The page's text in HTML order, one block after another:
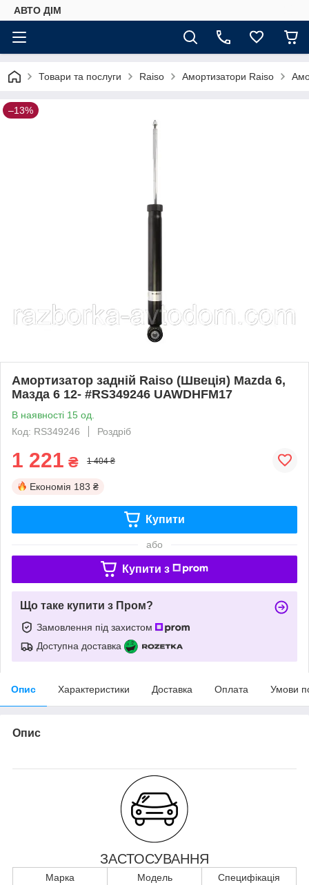
АВТО ДIМ
Товари та послуги Raiso Амортизатори Raiso
–13%
Амортизатор задній Raiso (Швеція) Mazda 6,
Мазда 6 12- #RS349246 UAWDHFM17
В наявності 15 од.
Код: RS349246
Роздріб
1 221 ₴ 1 404 ₴
Економія 183 ₴
Купити
або
Купити з
Що таке купити з Пром?
Замовлення під захистом
Доступна доставка
Опис Характеристики Доставка Оплата Умови
Опис
ЗАСТОСУВАННЯ
Марка Модель
Специфікація